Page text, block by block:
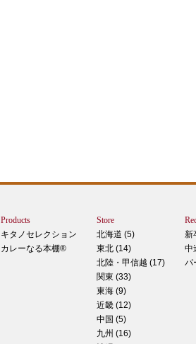
Products
キタノセレクション
カレーなる本棚®
Store
北海道 (5)
東北 (14)
北陸・甲信越 (17)
関東 (33)
東海 (9)
近畿 (12)
中国 (5)
九州 (16)
新
中
パ